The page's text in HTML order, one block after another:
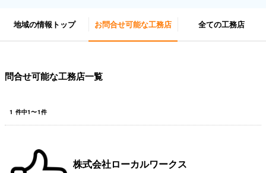
地域の情報トップ お問合せ可能な工務店 全ての工務店
問合せ可能な工務店一覧
1 件中1〜1件
株式会社ローカルワークス